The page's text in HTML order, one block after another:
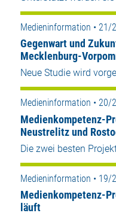
Medieninformation • 21/
Gegenwart und
Mecklenburg-
Neue Studie wird
Medieninformation • 20/
Medienkompetenz-
Neustrelitz und
Die zwei besten
Medieninformation • 19/
Medienkompetenz-
läuft